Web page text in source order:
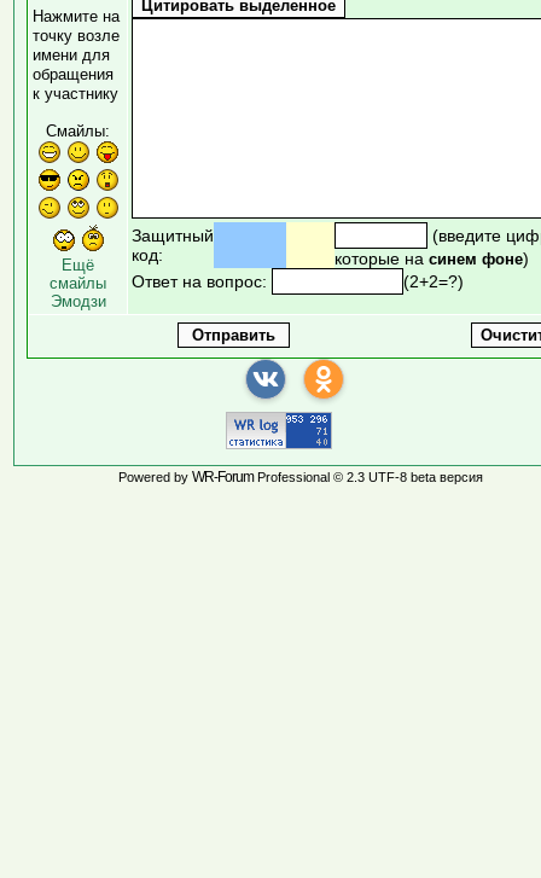
Нажмите на
точку возле
имени для
обращения
к участнику
Смайлы:
Ещё
смайлы
Эмодзи
Защитный
код:
(введите
которые на синем фоне)
Ответ на вопрос:
(2+2=?)
Powered by WR-ForumProfessional © 2.3 UTF-8 beta версия